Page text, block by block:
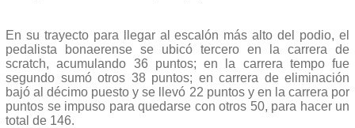
En su trayecto para llegar al escalón más alto del podio, el
pedalista bonaerense se ubicó tercero en la carrera de
scratch, acumulando 36 puntos; en la carrera tempo fue
segundo sumó otros 38 puntos; en carrera de eliminación
bajó al décimo puesto y se llevó 22 puntos y en la carrera por
puntos se impuso para quedarse con otros 50, para hacer un
total de 146.